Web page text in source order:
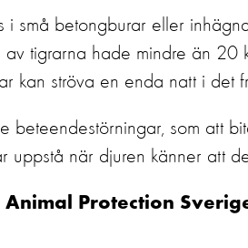
i små betongburar eller
av tigrarna hade mindre än 20
kan ströva en enda natt i det
beteendestörningar, som att
uppstå när djuren känner att
Protection